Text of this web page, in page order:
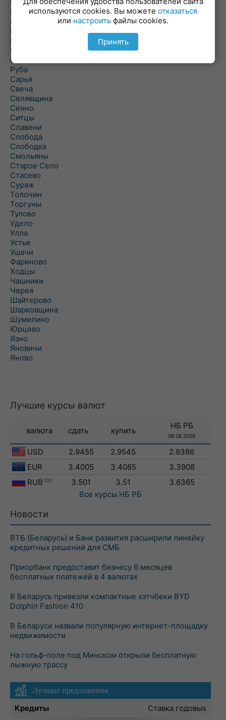
Повятье
Погоща
Подсвилье
Полоцк
Поставы
Прозороки
Россоны
Руба
Сарья
Свеча
Селявщина
Сенно
Ситцы
Славени
Слобода
Слободка
Смольяны
Старое Село
Стасево
Сураж
Толочин
Торгуны
Тулово
Удело
Улла
Устье
Ушачи
Фариново
Ходцы
Чашники
Черея
Шайтерово
Шарковщина
Шумилино
Юрцево
Язно
Яновичи
Яново
Лучшие курсы валют
валюта сдать купить
НБ РБ
08.08.2026
USD 2.9455 2.9545
2.9386
EUR
3.4005 3.4085
3.3908
RUB 100 3.501 3.51
3.6365
Все курсы НБ РБ
Новости
ВТБ (Беларусь) и Банк развития расширили линейку
кредитных решений для СМБ
Приорбанк предоставит бизнесу 6 месяцев
бесплатных платежей в 4 валютах
В Беларусь привезли компактные хэтчбеки BYD
Dolphin Fashion 410
В Беларуси назвали популярную интернет-площадку
недвижимости
На гольф-поле под Минском открыли бесплатную
лыжную трассу
Лучшие предложения
Кредиты
Ставка годовых
используются cookies. Вы можете отказаться
или настроить файлы cookies.
Принять